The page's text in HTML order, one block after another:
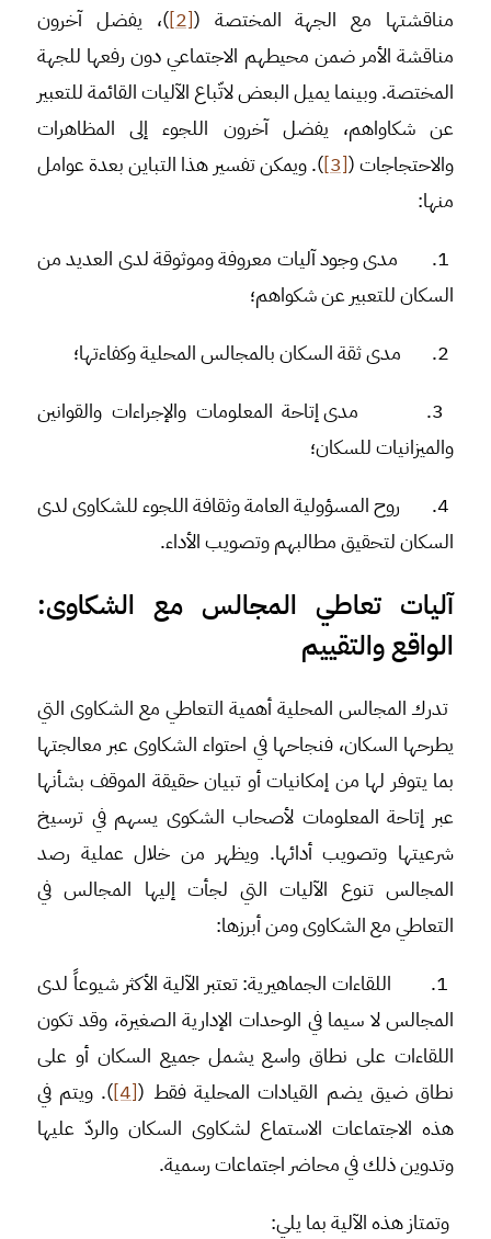
مناقشتها مع الجهة المختصة ([2])، يفضل آخرون
مناقشة الأمر ضمن محيطهم الاجتماعي دون رفعها للجهة
المختصة. وبينما يميل البعض لاتّباع الآليات القائمة للتعبير
عن شكاواهم، يفضل آخرون اللجوء إلى المظاهرات
والاحتجاجات ([3]). ويمكن تفسير هذا التباين بعدة عوامل
منها:
مدى وجود آليات معروفة وموثوقة لدى العديد من
السكان للتعبير عن شكواهم؛
مدى ثقة السكان بالمجالس المحلية وكفاءتها؛
مدى إتاحة المعلومات والإجراءات والقوانين
والميزانيات للسكان؛
روح المسؤولية العامة وثقافة اللجوء للشكاوى لدى
السكان لتحقيق مطالبهم وتصويب الأداء.
آليات تعاطي المجالس مع الشكاوى:
الواقع والتقييم
تدرك المجالس المحلية أهمية التعاطي مع الشكاوى التي
يطرحها السكان، فنجاحها في احتواء الشكاوى عبر معالجتها
بما يتوفر لها من إمكانيات أو تبيان حقيقة الموقف بشأنها
عبر إتاحة المعلومات لأصحاب الشكوى يسهم في ترسيخ
شرعيتها وتصويب أدائها. ويظهر من خلال عملية رصد
المجالس تنوع الآليات التي لجأت إليها المجالس في
التعاطي مع الشكاوى ومن أبرزها:
اللقاءات الجماهيرية: تعتبر الآلية الأكثر شيوعاً لدى
المجالس لا سيما في الوحدات الإدارية الصغيرة، وقد تكون
اللقاءات على نطاق واسع يشمل جميع السكان أو على
نطاق ضيق يضم القيادات المحلية فقط ([4]). ويتم في
هذه الاجتماعات الاستماع لشكاوى السكان والردّ عليها
وتدوين ذلك في محاضر اجتماعات رسمية.
وتمتاز هذه الآلية بما يلي: